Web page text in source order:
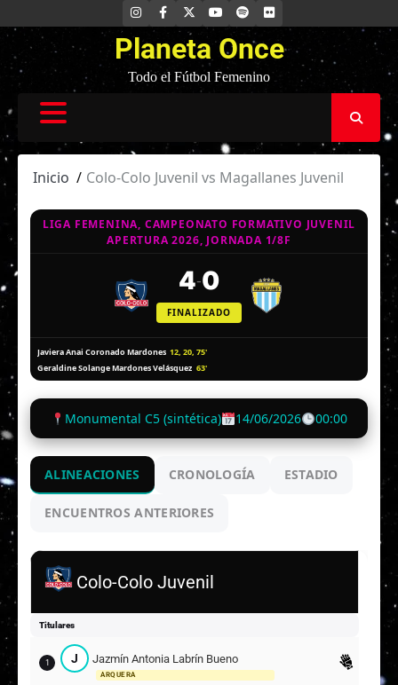
al
contenido
INSTAGRAM
FACEBOOK YOUTUBE
SPOTIFYFLICKR
Planeta Once
Todo el Fútbol Femenino
Inicio Colo-Colo Juvenil vs Magallanes Juvenil
LIGA FEMENINA, CAMPEONATO FORMATIVO JUVENIL
APERTURA 2026, JORNADA 1/8F
4-0
FINALIZADO
Javiera Anai Coronado Mardones 12, 20, 75'
Geraldine Solange Mardones Velásquez 63'
Monumental C5 (sintética) 14/06/2026 00:00
ALINEACIONES CRONOLOGÍA ESTADIO
ENCUENTROS ANTERIORES
Colo-Colo Juvenil
Titulares
1 J Jazmín Antonia Labrín Bueno
ARQUERA